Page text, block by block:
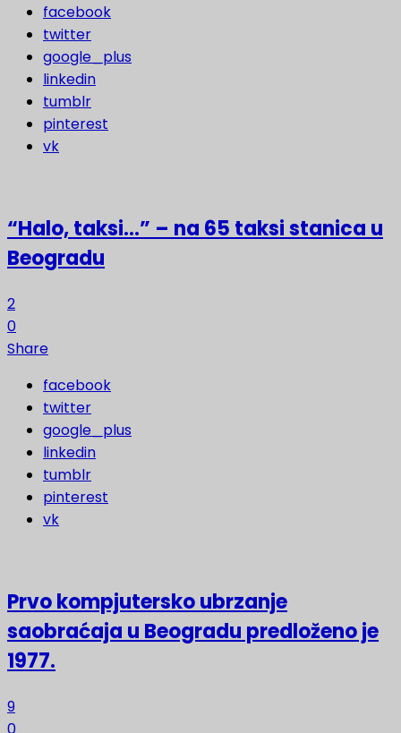
facebook
twitter
google_plus
linkedin
tumblr
pinterest
vk
“Halo, taksi…” – na 65 taksi stanica u
Beogradu
2
0
Share
facebook
twitter
google_plus
linkedin
tumblr
pinterest
vk
Prvo kompjutersko ubrzanje
saobraćaja u Beogradu predloženo je
1977.
9
0